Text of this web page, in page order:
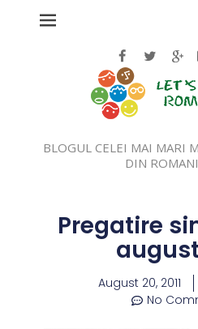
BLOGUL CELEI MAI MARI
DIN
Pregatire
august
August 20, 2011
No